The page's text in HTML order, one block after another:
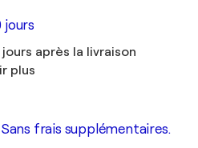
jours
après la livraison
plus
frais supplémentaires.